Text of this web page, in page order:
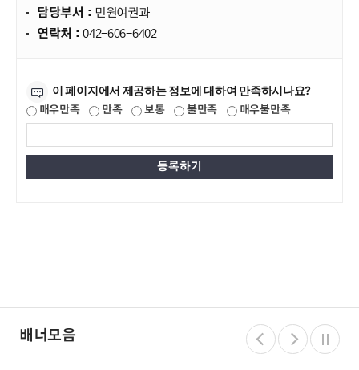
담당부서 : 민원여권과
연락처 :042-606-6402
이 페이지에서 제공하는 정보에 대하여 만족하시나요?
매우만족 만족 보통 불만족 매우불만족
배너모음